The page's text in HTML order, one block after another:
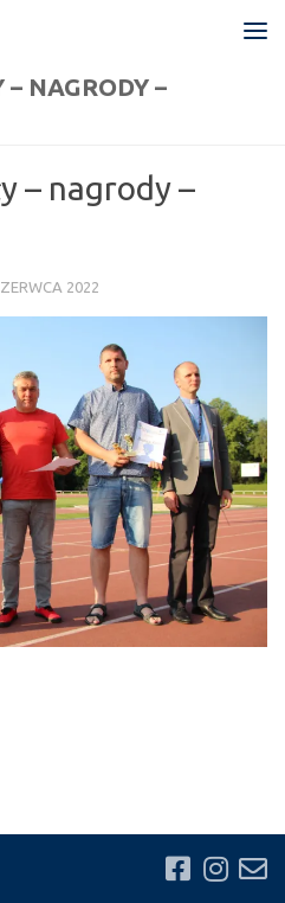
NAGRODY –
– nagrody –
2022